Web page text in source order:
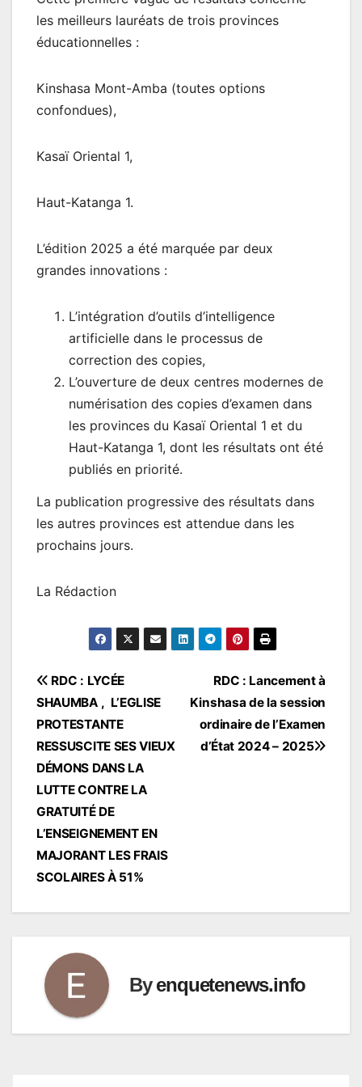
les meilleurs lauréats de trois provinces
éducationnelles :
Kinshasa Mont-Amba (toutes options
confondues),
Kasaï Oriental 1,
Haut-Katanga 1.
L’édition 2025 a été marquée par deux
grandes innovations :
L’intégration d’outils d’intelligence
artificielle dans le processus de
correction des copies,
L’ouverture de deux centres modernes de
numérisation des copies d’examen dans
les provinces du Kasaï Oriental 1 et du
Haut-Katanga 1, dont les résultats ont été
publiés en priorité.
La publication progressive des résultats dans
les autres provinces est attendue dans les
prochains jours.
La Rédaction
Navigation
de
l’article
RDC : Lancement à
Kinshasa de la session
ordinaire de l’Examen
d’État 2024 – 2025
RDC : LYCÉE
SHAUMBA , L’EGLISE
PROTESTANTE
RESSUSCITE SES VIEUX
DÉMONS DANS LA
LUTTE CONTRE LA
GRATUITÉ DE
L’ENSEIGNEMENT EN
MAJORANT LES FRAIS
SCOLAIRES À 51%
Byenquetenews.info